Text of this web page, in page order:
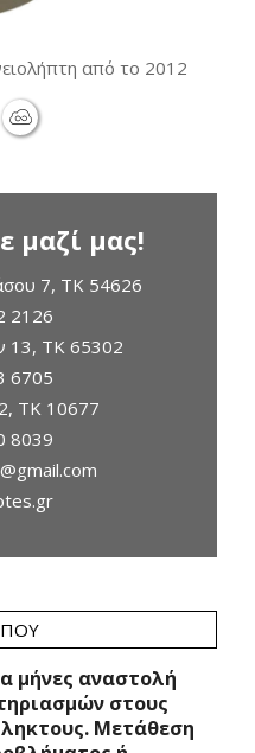
από το 2012
μαζί μας!
7, TK 54626
2126
13, ΤΚ 65302
6705
ΤΚ 10677
8039
μήνες αναστολή
στους
Μετάθεση